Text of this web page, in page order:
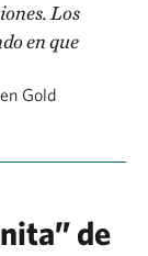
Los
en que
Gold
de